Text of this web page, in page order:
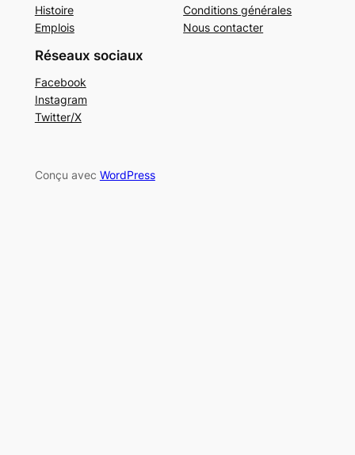
Histoire
Emplois
Conditions générales
Nous contacter
Réseaux sociaux
Facebook
Instagram
Twitter/X
Conçu avec WordPress